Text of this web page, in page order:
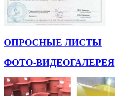
ОПРОСНЫЕ ЛИСТЫ
ФОТО-ВИДЕОГАЛЕРЕЯ